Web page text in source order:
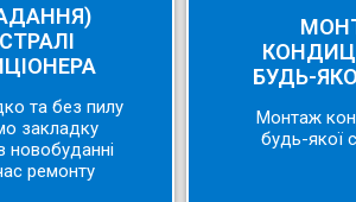
та без пилу
закладку
новобуданні
ремонту
БУДЬ-
Монтаж
будь-якої